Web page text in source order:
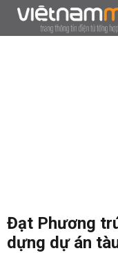
Đạt Phương
dựng dự án